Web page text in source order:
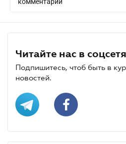
Читайте нас в
Подпишитесь, чтоб быть в
новостей.